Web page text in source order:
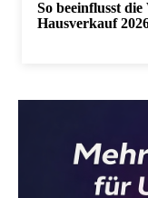
So beeinflusst
Hausverkauf